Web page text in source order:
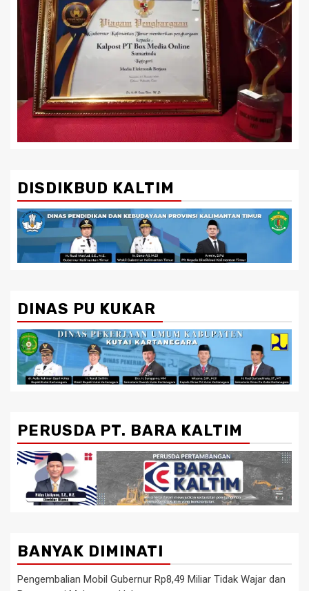
DISDIKBUD KALTIM
DINAS PU KUKAR
PERUSDA PT. BARA KALTIM
BANYAK DIMINATI
Pengembalian Mobil Gubernur Rp8,49 Miliar Tidak Wajar dan